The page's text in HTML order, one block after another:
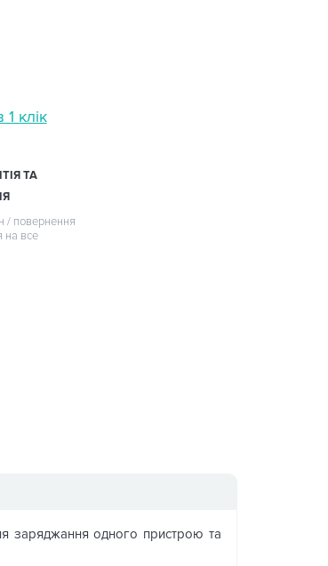
клік
ТА
/ повернення
на все
заряджання одного пристрою та